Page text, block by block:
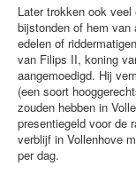
Later trokken ook
bijstonden of hem
edelen of
van Filips II, koning
aangemoedigd. Hij
(een soort
zouden hebben in
presentiegeld voor de
verblijf in Vollenhove
per dag.